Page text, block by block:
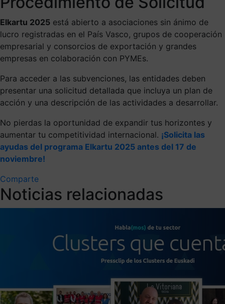
Elkartu 2025 está abierto a asociaciones sin ánimo de
lucro registradas en el País Vasco, grupos de cooperación
empresarial y consorcios de exportación y grandes
empresas en colaboración con PYMEs.
Para acceder a las subvenciones, las entidades deben
presentar una solicitud detallada que incluya un plan de
acción y una descripción de las actividades a desarrollar.
No pierdas la oportunidad de expandir tus horizontes y
aumentar tu competitividad internacional. ¡Solicita las
ayudas del programa Elkartu 2025 antes del 17 de
noviembre!
Comparte
Noticias relacionadas